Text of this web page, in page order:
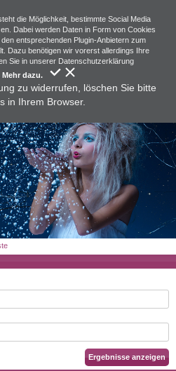
die Möglichkeit, bestimmte Social Media
Dabei werden Daten in Form von Cookies
entsprechenden Plugin-Anbietern zum
Dazu benötigen wir vorerst allerdings Ihre
Sie in unserer Datenschutzerklärung
Mehr dazu.
zu widerrufen, löschen Sie bitte
in Ihrem Browser.